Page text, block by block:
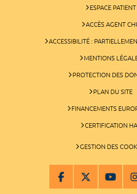
ESPACE PATIENT
ACCÈS AGENT
ACCESSIBILITÉ :
MENTIONS
PROTECTION DES
PLAN DU SITE
FINANCEMENTS
CERTIFICATION
GESTION DES